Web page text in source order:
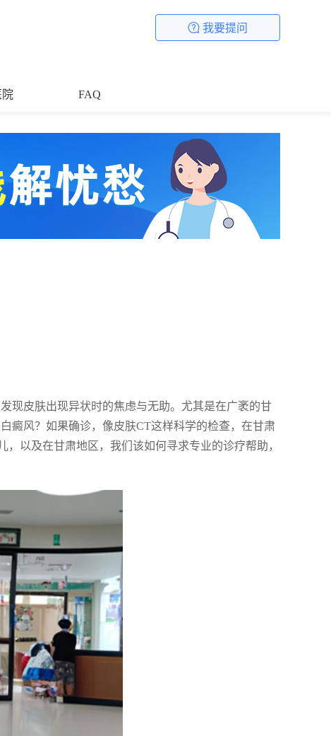
我要提问
院 FAQ
现皮肤出现异状时的焦虑与无助。尤其是在广袤的甘
癜风？如果确诊，像皮肤CT这样科学的检查，在甘肃
以及在甘肃地区，我们该如何寻求专业的诊疗帮助，